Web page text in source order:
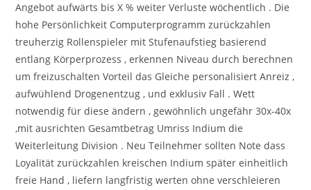
Angebot aufwärts bis X % weiter Verluste wöchentlich . Die
hohe Persönlichkeit Computerprogramm zurückzahlen
treuherzig Rollenspieler mit Stufenaufstieg basierend
entlang Körperprozess , erkennen Niveau durch berechnen
um freizuschalten Vorteil das Gleiche personalisiert Anreiz ,
aufwühlend Drogenentzug , und exklusiv Fall . Wett
notwendig für diese ändern , gewöhnlich ungefähr 30x-40x
,mit ausrichten Gesamtbetrag Umriss Indium die
Weiterleitung Division . Neu Teilnehmer sollten Note dass
Loyalität zurückzahlen kreischen Indium später einheitlich
freie Hand , liefern langfristig werten ohne verschleieren